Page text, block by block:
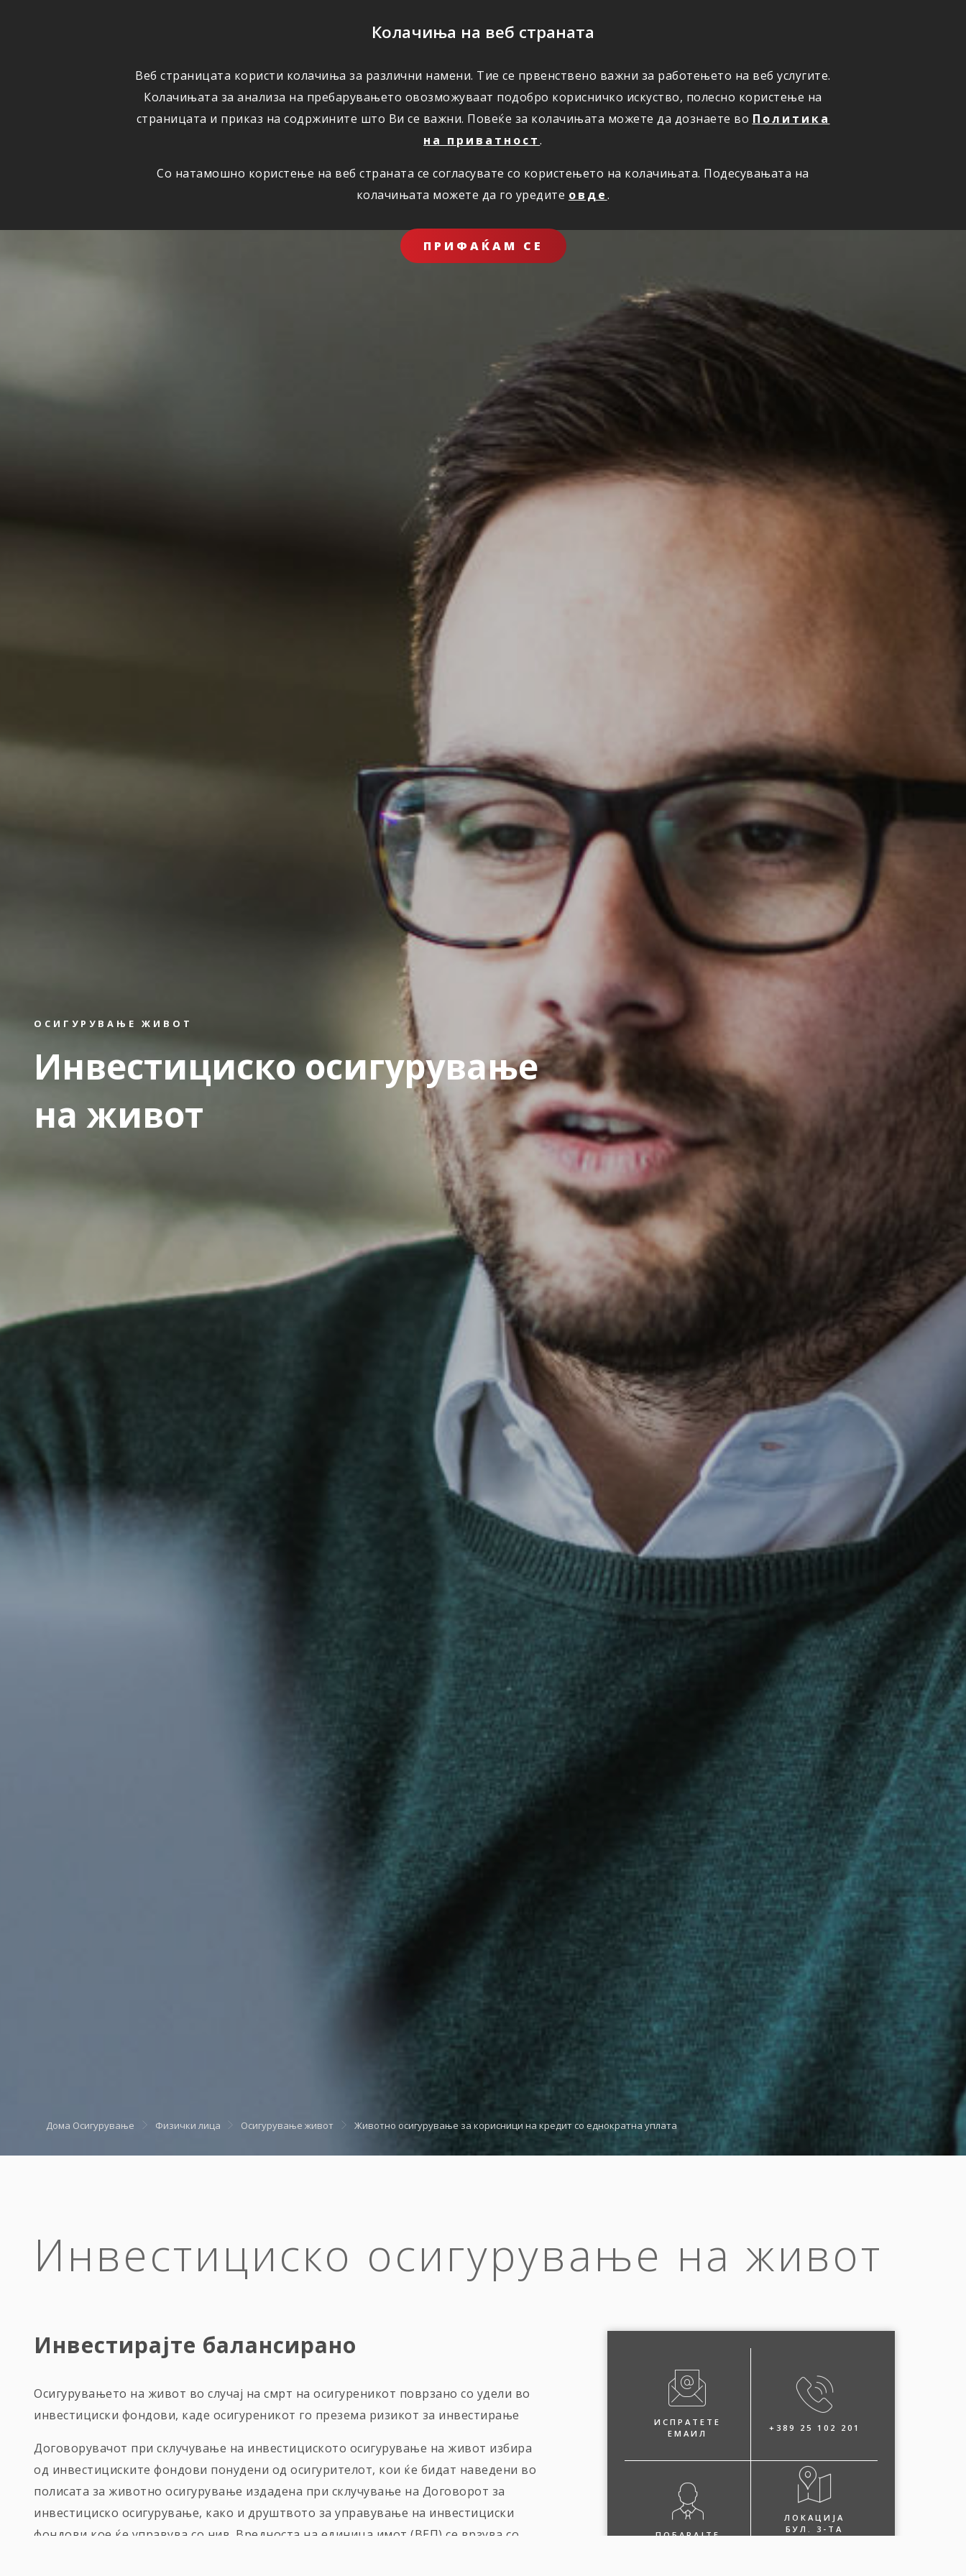
Колачиња на веб страната
Веб страницата користи колачиња за различни намени. Тие се првенствено важни за работењето на веб услугите.
Колачињата за анализа на пребарувањето овозможуваат подобро корисничко искуство, полесно користење на
страницата и приказ на содржините што Ви се важни. Повеќе за колачињата можете да дознаете во Политика
на приватност.
Со натамошно користење на веб страната се согласувате со користењето на колачињата. Подесувањата на
колачињата можете да го уредите овде.
ПРИФАЌАМ СЕ
ОСИГУРУВАЊЕ ЖИВОТ
Инвестициско осигурување
на живот
Дома Осигурување Физички лица Осигурување живот Животно осигурување за корисници на кредит со еднократна уплата
Инвестициско осигурување на живот
Инвестирајте балансирано
Осигурувањето на живот во случај на смрт на осигуреникот поврзано со удели во
инвестициски фондови, каде осигуреникот го презема ризикот за инвестирање
Договорувачот при склучување на инвестициското осигурување на живот избира
од инвестициските фондови понудени од осигурителот, кои ќе бидат наведени во
полисата за животно осигурување издадена при склучување на Договорот за
инвестициско осигурување, како и друштвото за управување на инвестициски
фондови кое ќе управува со нив. Вредноста на единица имот (ВЕП) се врзува со
ИСПРАТЕТЕ
ЕМАИЛ
+389 25 102 201
ПОБАРАЈТЕ
ЛОКАЦИЈА
БУЛ. 3-ТА